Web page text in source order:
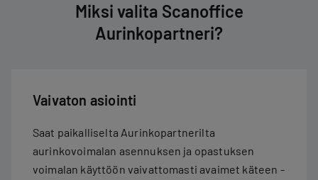
Miksi valita Scanoffice
Aurinkopartneri?
Vaivaton asiointi
Saat paikalliselta Aurinkopartnerilta
aurinkovoimalan asennuksen ja opastuksen
voimalan käyttöön vaivattomasti avaimet käteen -